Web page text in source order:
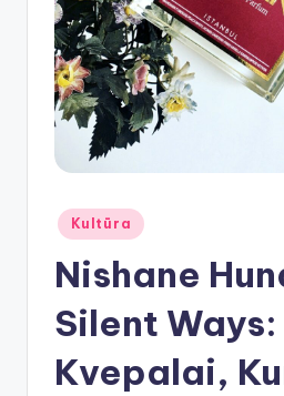
Posted
in
Kultūra
Nishane
Silent
Kvepalai,